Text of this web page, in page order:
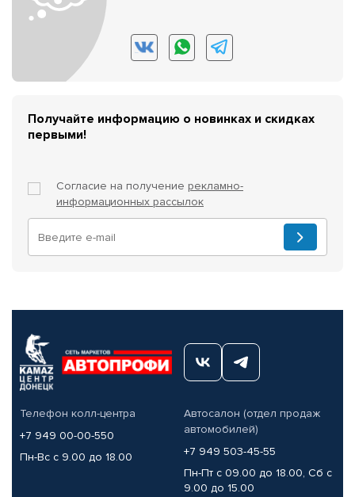
Получайте информацию о новинках и скидках
первыми!
Согласие на получение рекламно-
информационных рассылок
Телефон колл-центра
+7 949 00-00-550
Пн-Вс с 9.00 до 18.00
Автосалон (отдел продаж
автомобилей)
+7 949 503-45-55
Пн-Пт с 09.00 до 18.00, Сб с
9.00 до 15.00